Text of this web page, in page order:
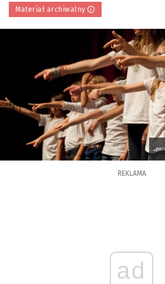
Materiał archiwalny
REKLAMA
ad